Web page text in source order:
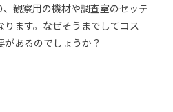
観察用の機材や調査室のセッテ
ます。なぜそうまでしてコス
があるのでしょうか？